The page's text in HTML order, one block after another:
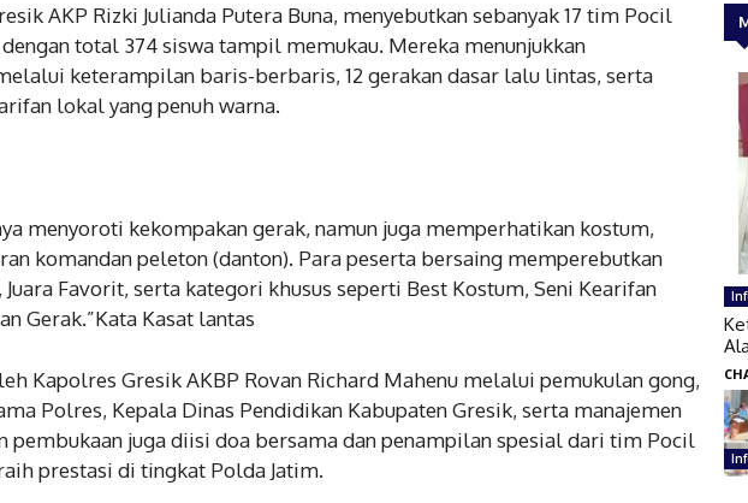
AKP Rizki Julianda Putera Buna, menyebutkan sebanyak 17 tim Pocil
total 374 siswa tampil memukau. Mereka menunjukkan
keterampilan baris-berbaris, 12 gerakan dasar lalu lintas, serta
lokal yang penuh warna.
menyoroti kekompakan gerak, namun juga memperhatikan kostum,
komandan peleton (danton). Para peserta bersaing memperebutkan
Favorit, serta kategori khusus seperti Best Kostum, Seni Kearifan
Gerak.”Kata Kasat lantas
Kapolres Gresik AKBP Rovan Richard Mahenu melalui pemukulan gong,
Polres, Kepala Dinas Pendidikan Kabupaten Gresik, serta manajemen
pembukaan juga diisi doa bersama dan penampilan spesial dari tim Pocil
prestasi di tingkat Polda Jatim.